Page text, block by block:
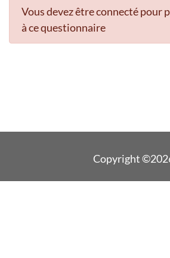
Vous devez être connecté pour
à ce questionnaire
Copyright